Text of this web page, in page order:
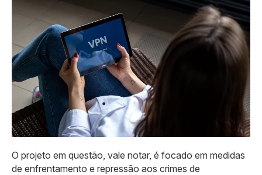
O projeto em questão, vale notar, é focado em medidas
de enfrentamento e repressão aos crimes de